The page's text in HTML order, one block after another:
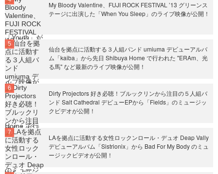
My Bloody Valentine、FUJI ROCK FESTIVAL ’13 グリーンス
テージに出演した「When You Sleep」のライブ映像が公開！
仙台を拠点に活動する３人組バンド umiuma デビューアルバ
ム「kaiba」から先日 Shibuya Home で行われた "ERAm、光
る馬" など最新のライブ映像が公開！
Dirty Projectors 好き必聴！ブルックリンから注目の５人組バ
ンド Salt Cathedral デビューEPから「Fields」のミュージッ
クビデオが公開！
LAを拠点に活動する女性ロックンロール・デュオ Deap Vally
デビューアルバム「Sistrionix」から Bad For My Body のミュ
ージックビデオが公開！